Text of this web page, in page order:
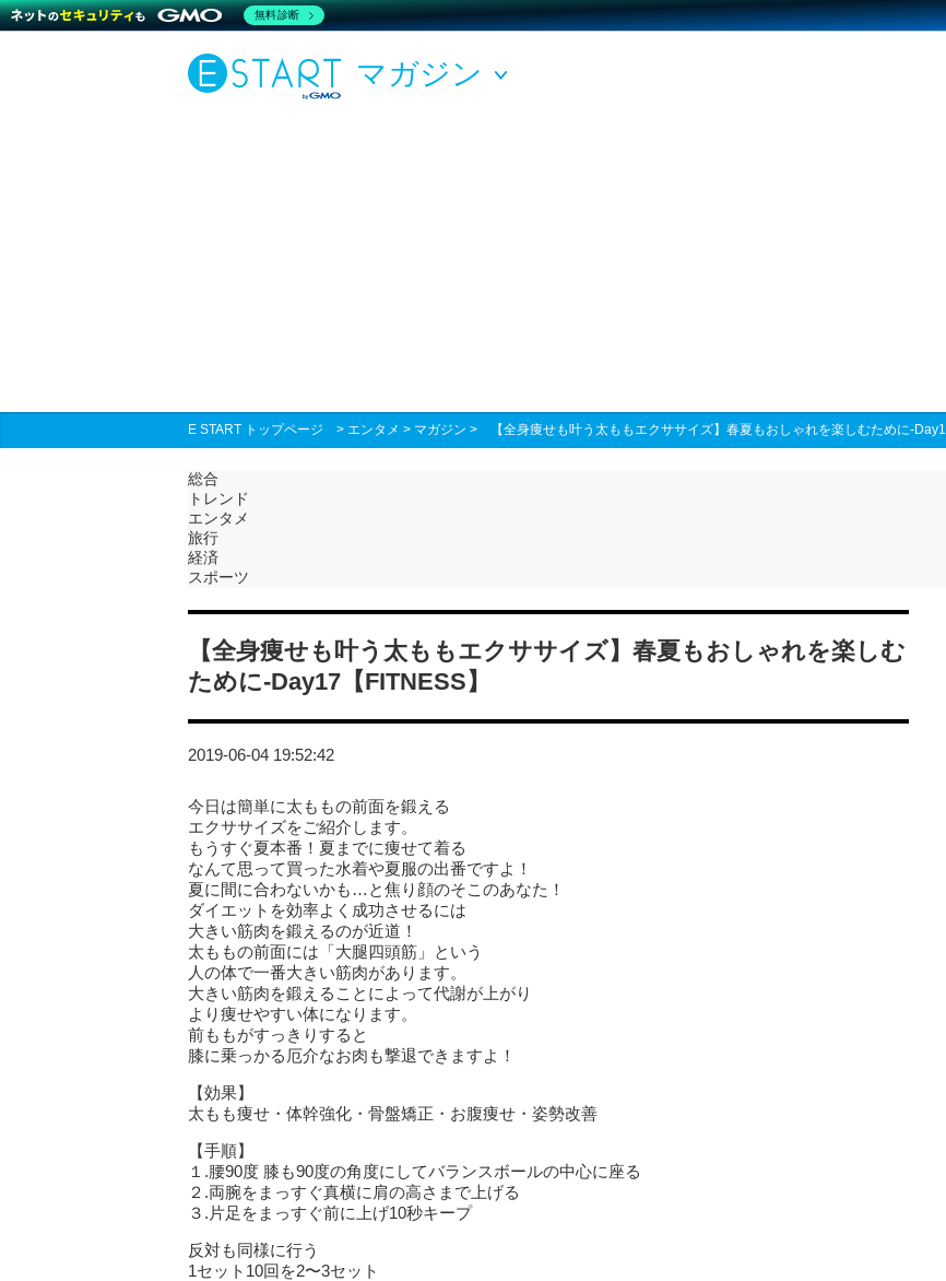
マガジン
E START トップページ > エンタメ > マガジン > 【全身痩せも叶う太ももエクササイズ】春夏もおしゃれを楽しむために-
総合
トレンド
エンタメ
旅行
経済
スポーツ
【全身痩せも叶う太ももエクササイズ】春夏もおしゃれを楽しむ
ために-Day17【FITNESS】
2019-06-04 19:52:42
今日は簡単に太ももの前面を鍛える
エクササイズをご紹介します。
もうすぐ夏本番！夏までに痩せて着る
なんて思って買った水着や夏服の出番ですよ！
夏に間に合わないかも…と焦り顔のそこのあなた！
ダイエットを効率よく成功させるには
大きい筋肉を鍛えるのが近道！
太ももの前面には「大腿四頭筋」という
人の体で一番大きい筋肉があります。
大きい筋肉を鍛えることによって代謝が上がり
より痩せやすい体になります。
前ももがすっきりすると
膝に乗っかる厄介なお肉も撃退できますよ！
【効果】
太もも痩せ・体幹強化・骨盤矯正・お腹痩せ・姿勢改善
【手順】
１.腰90度 膝も90度の角度にしてバランスボールの中心に座る
２.両腕をまっすぐ真横に肩の高さまで上げる
３.片足をまっすぐ前に上げ10秒キープ
反対も同様に行う
1セット10回を2〜3セット
無料診断